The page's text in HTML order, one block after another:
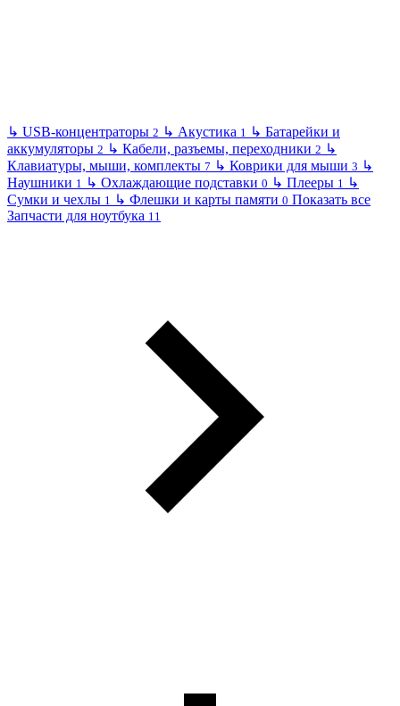
↳ USB-концентраторы 2 ↳ Акустика 1 ↳ Батарейки и
аккумуляторы 2 ↳ Кабели, разъемы, переходники 2 ↳
Клавиатуры, мыши, комплекты 7 ↳ Коврики для мыши 3 ↳
Наушники 1 ↳ Охлаждающие подставки 0 ↳ Плееры 1 ↳
Сумки и чехлы 1 ↳ Флешки и карты памяти 0 Показать все
Запчасти для ноутбука 11